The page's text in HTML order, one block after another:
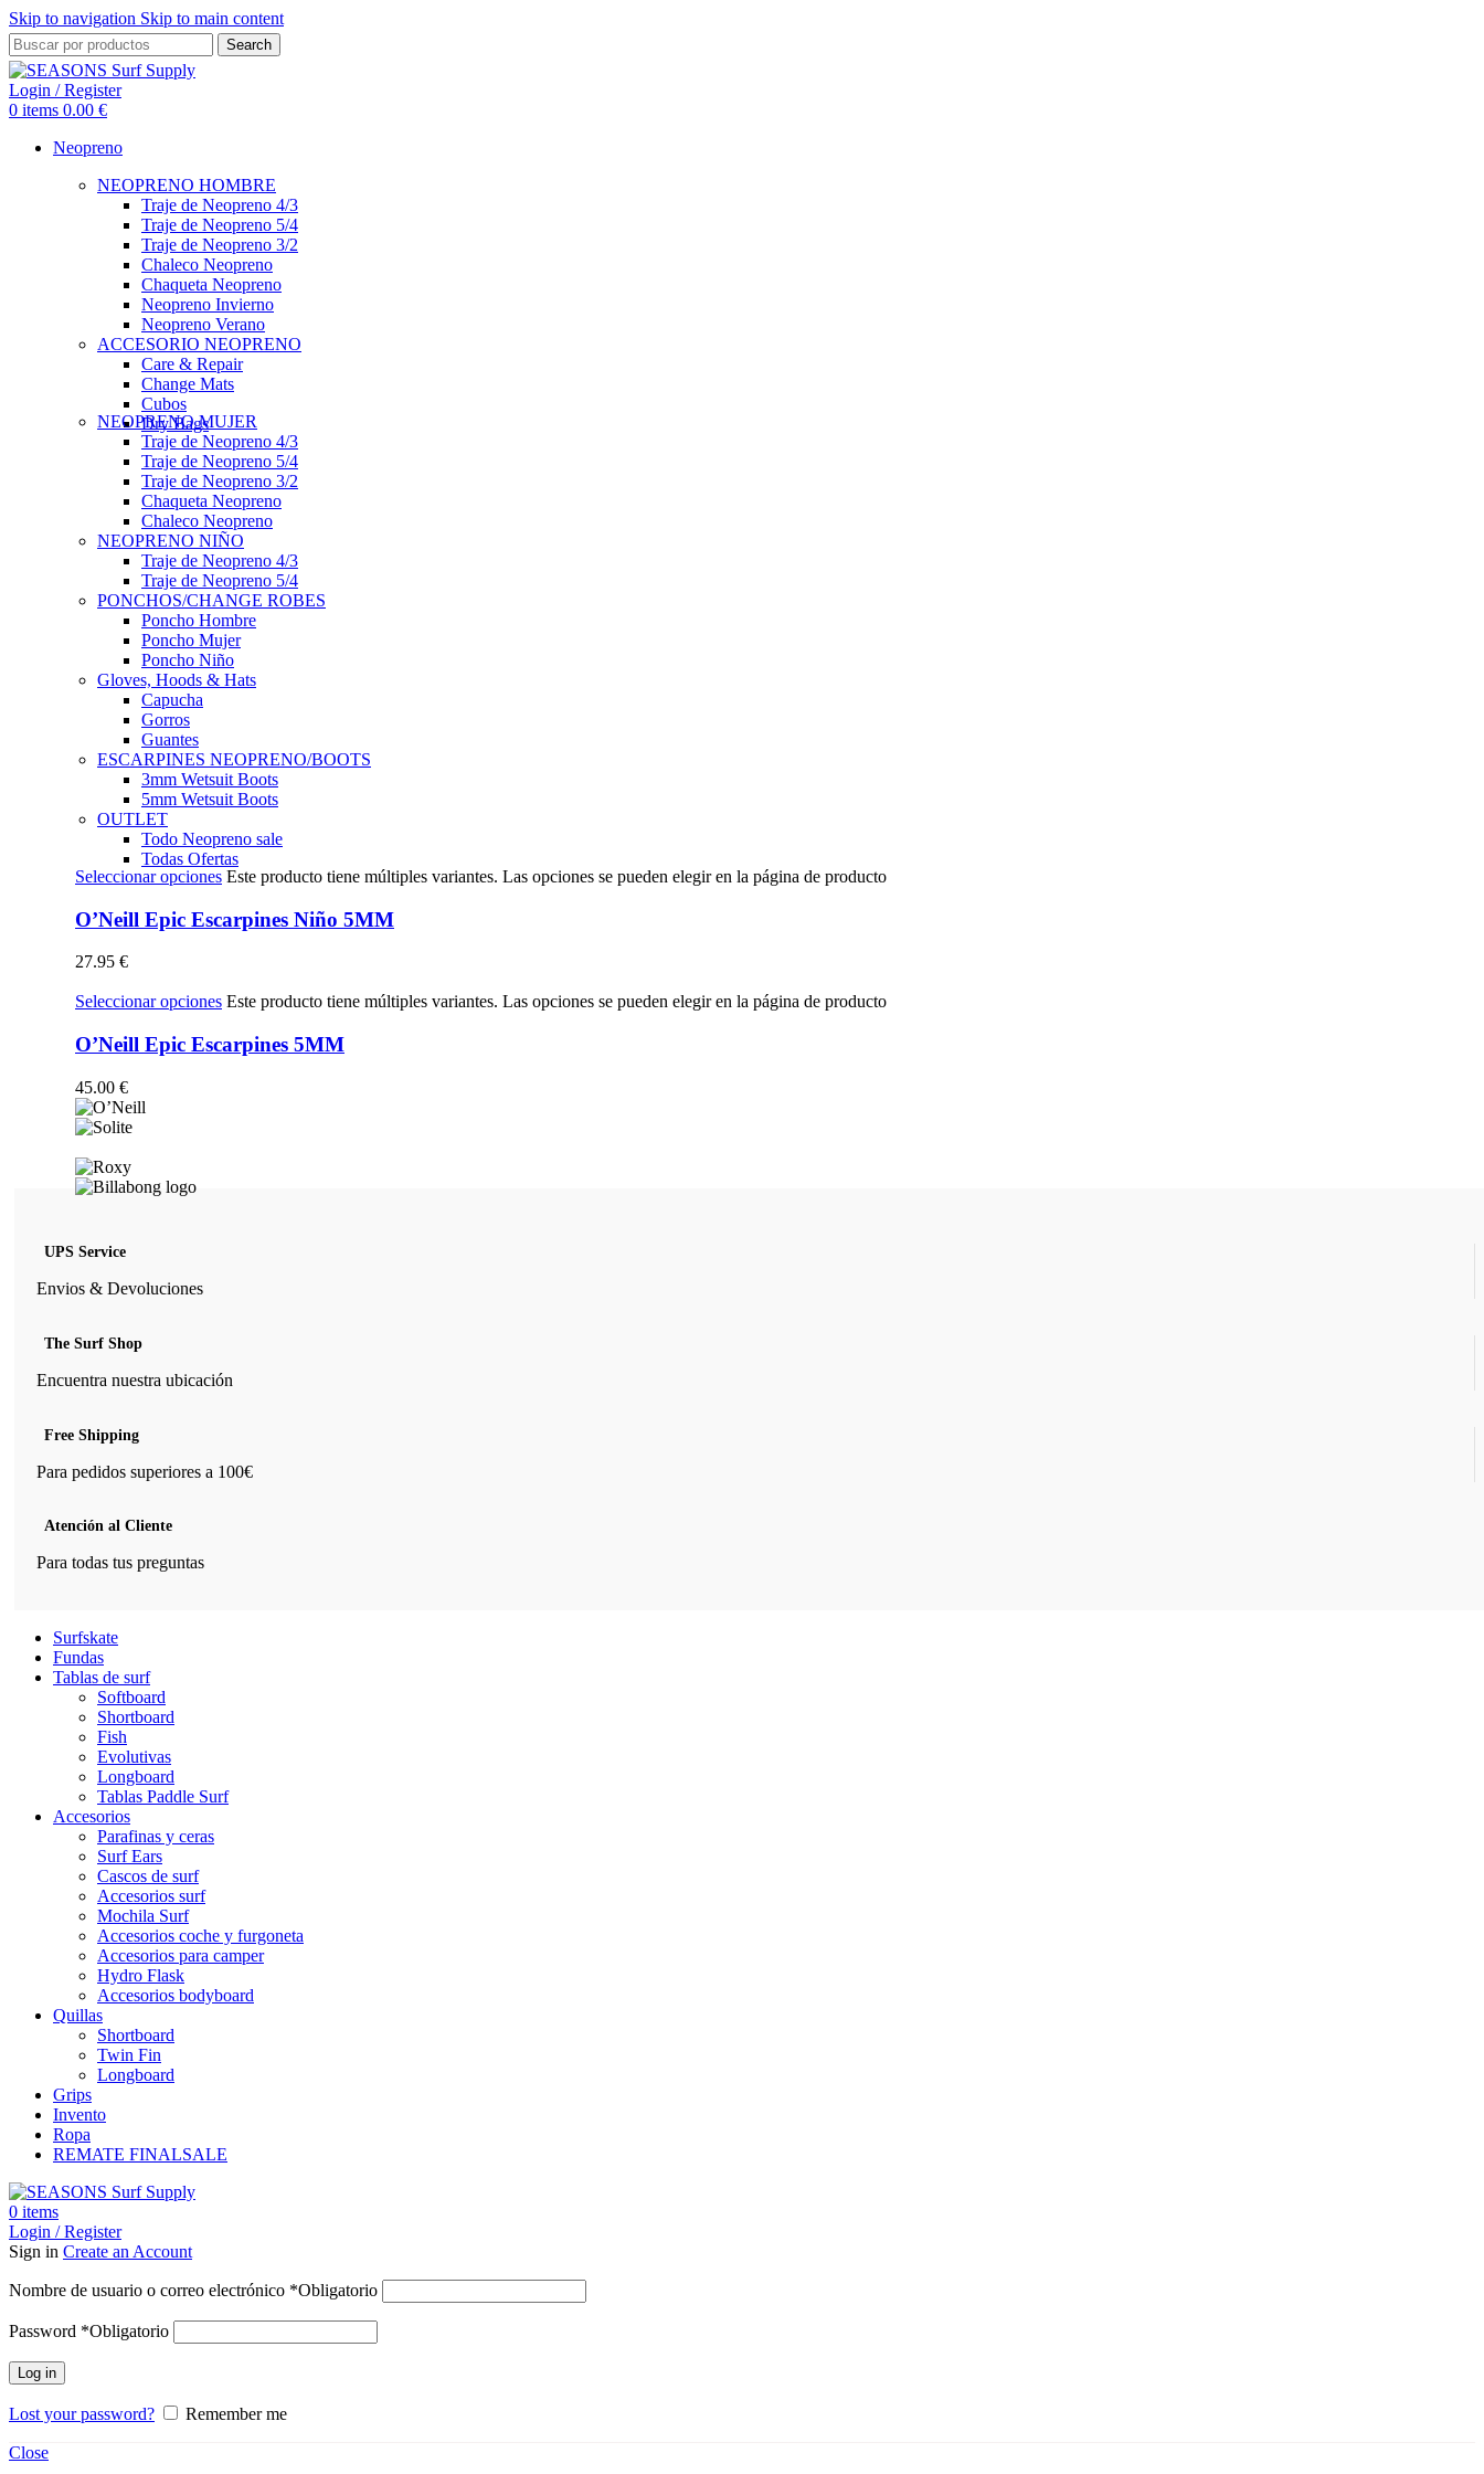
Skip to navigation Skip to main content
Search
Login / Register
0 items 0.00 €
Neopreno
NEOPRENO HOMBRE
Traje de Neopreno 4/3
Traje de Neopreno 5/4
Traje de Neopreno 3/2
Chaleco Neopreno
Chaqueta Neopreno
Neopreno Invierno
Neopreno Verano
ACCESORIO NEOPRENO
Care & Repair
Change Mats
Cubos
Dry Bags
NEOPRENO MUJER
Traje de Neopreno 4/3
Traje de Neopreno 5/4
Traje de Neopreno 3/2
Chaqueta Neopreno
Chaleco Neopreno
NEOPRENO NIÑO
Traje de Neopreno 4/3
Traje de Neopreno 5/4
PONCHOS/CHANGE ROBES
Poncho Hombre
Poncho Mujer
Poncho Niño
Gloves, Hoods & Hats
Capucha
Gorros
Guantes
ESCARPINES NEOPRENO/BOOTS
3mm Wetsuit Boots
5mm Wetsuit Boots
OUTLET
Todo Neopreno sale
Todas Ofertas
Seleccionar opciones Este producto tiene múltiples variantes. Las opciones se pueden elegir en la página de producto
O’Neill Epic Escarpines Niño 5MM
27.95 €
Seleccionar opciones Este producto tiene múltiples variantes. Las opciones se pueden elegir en la página de producto
O’Neill Epic Escarpines 5MM
45.00 €
UPS Service
Envios & Devoluciones
The Surf Shop
Encuentra nuestra ubicación
Free Shipping
Para pedidos superiores a 100€
Atención al Cliente
Para todas tus preguntas
Surfskate
Fundas
Tablas de surf
Softboard
Shortboard
Fish
Evolutivas
Longboard
Tablas Paddle Surf
Accesorios
Parafinas y ceras
Surf Ears
Cascos de surf
Accesorios surf
Mochila Surf
Accesorios coche y furgoneta
Accesorios para camper
Hydro Flask
Accesorios bodyboard
Quillas
Shortboard
Twin Fin
Longboard
Grips
Invento
Ropa
REMATE FINALSALE
0 items
Login / Register
Sign in Create an Account
Nombre de usuario o correo electrónico *Obligatorio
Password *Obligatorio
Log in
Lost your password? Remember me
Close